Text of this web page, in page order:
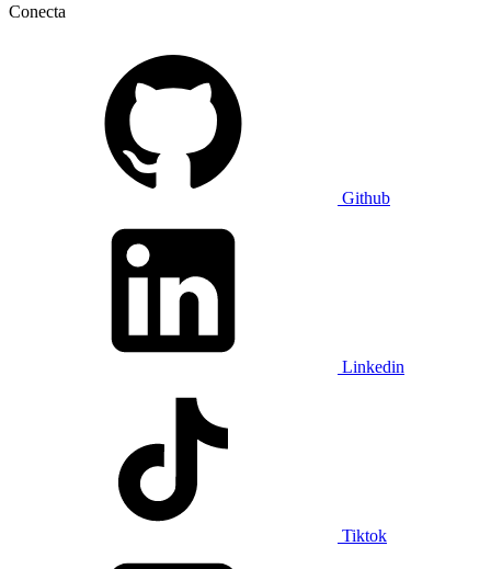
Conecta
Github
Linkedin
Tiktok